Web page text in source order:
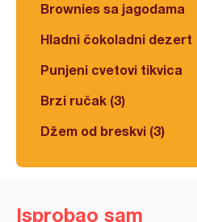
Brownies sa jagodama
Hladni čokoladni dezert
Punjeni cvetovi tikvica
Brzi ručak (3)
Džem od breskvi (3)
Isprobao sam